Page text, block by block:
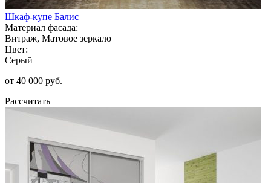
Шкаф-купе Балис
Материал фасада:
Витраж, Матовое зеркало
Цвет:
Серый
от 40 000 руб.
Рассчитать